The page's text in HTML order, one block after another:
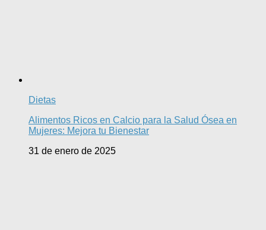
Dietas
Alimentos Ricos en Calcio para la Salud Ósea en
Mujeres: Mejora tu Bienestar
31 de enero de 2025